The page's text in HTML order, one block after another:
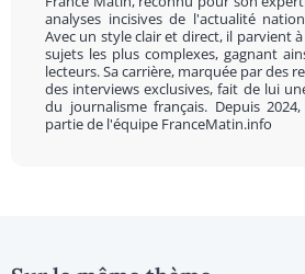
analyses incisives de l'actualité
Avec un style clair et direct, il parvient
sujets les plus complexes, gagnant
lecteurs. Sa carrière, marquée par des
des interviews exclusives, fait de lui
du journalisme français. Depuis
partie de l'équipe FranceMatin.info